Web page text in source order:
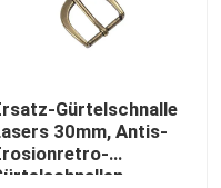
Gürtelschnalle
30mm, Antis-